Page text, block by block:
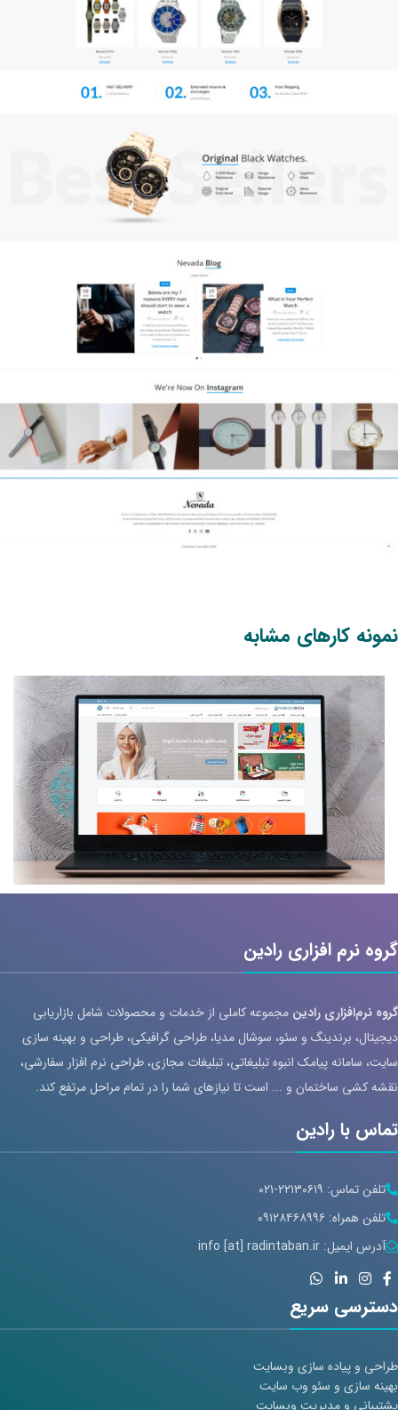
نمونه کارهای مشابه
گروه نرم افزاری رادین
گروه نرم‌افزاری رادین مجموعه کاملی از خدمات و محصولات شامل بازاریابی
دیجیتال، برندینگ و سئو، سوشال مدیا، طراحی گرافیکی، طراحی و بهینه سازی
سایت، سامانه پیامک انبوه تبلیغاتی، تبلیغات مجازی، طراحی نرم افزار سفارشی،
نقشه کشی ساختمان و ... است تا نیازهای شما را در تمام مراحل مرتفع کند.
تماس با رادین
تلفن تماس: ۲۲۱۳۰۶۱۹-۰۲۱
تلفن همراه: ۰۹۱۲۸۴۶۸۹۹۶
آدرس ایمیل: info [at] radintaban.ir
دسترسی سریع
طراحی و پیاده سازی وبسایت
بهینه سازی و سئو وب سایت
پشتیبانی و مدیریت وبسایت